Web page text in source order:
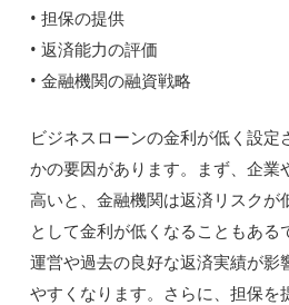
• 担保の提供
• 返済能力の評価
• 金融機関の融資戦略
ビジネスローンの金利が低く設定
かの要因があります。まず、企業
高いと、金融機関は返済リスクが
として金利が低くなることもある
運営や過去の良好な返済実績が影
やすくなります。さらに、担保を